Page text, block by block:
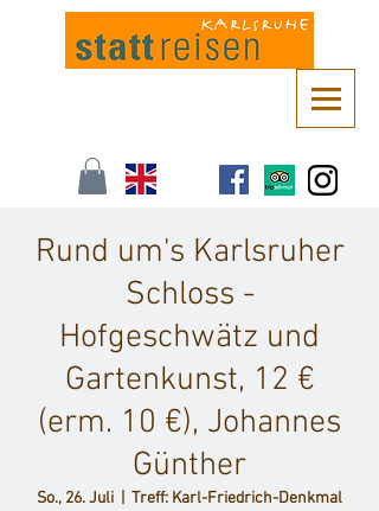
Rund um's Karlsruher
Schloss -
Hofgeschwätz und
Gartenkunst, 12 €
(erm. 10 €), Johannes
Günther
So., 26. Juli Treff: Karl-Friedrich-Denkmal